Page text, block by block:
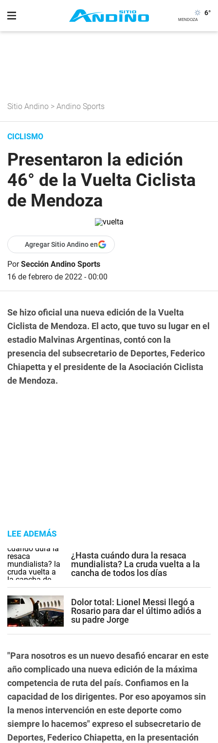
6°
Sitio Andino > Andino Sports
CICLISMO
Presentaron la edición
46° de la Vuelta Ciclista
de Mendoza
Agregar Sitio Andino en
PorSección Andino Sports
16 de febrero de 2022 - 00:00
Se hizo oficial una nueva edición de la Vuelta
Ciclista de Mendoza. El acto, que tuvo su lugar en el
estadio Malvinas Argentinas, contó con la
presencia del subsecretario de Deportes, Federico
Chiapetta y el presidente de la Asociación Ciclista
de Mendoza.
LEE ADEMÁS
¿Hasta cuándo dura la resaca
mundialista? La cruda vuelta a la
cancha de todos los días
Dolor total: Lionel Messi llegó a
Rosario para dar el último adiós a
su padre Jorge
"Para nosotros es un nuevo desafió encarar en este
año complicado una nueva edición de la máxima
competencia de ruta del país. Confiamos en la
capacidad de los dirigentes. Por eso apoyamos sin
la menos intervención en este deporte como
siempre lo hacemos" expreso el subsecretario de
Deportes, Federico Chiapetta, en la presentación